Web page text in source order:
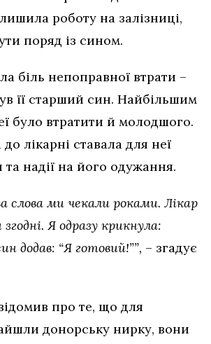
роботу на залізниці,
поряд із сином.
біль непоправної втрати –
її старший син. Найбільшим
було втратити й молодшого.
лікарні ставала для неї
надії на його одужання.
слова ми чекали роками. Лікар
Я одразу крикнула:
додав: “Я готовий!””, – згадує
про те, що для
донорську нирку, вони